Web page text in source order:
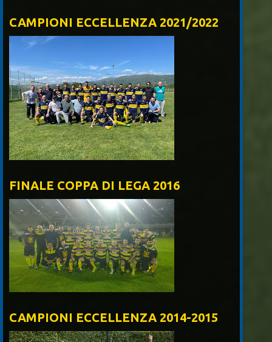
CAMPIONI ECCELLENZA 2021/2022
FINALE COPPA DI LEGA 2016
CAMPIONI ECCELLENZA 2014-2015